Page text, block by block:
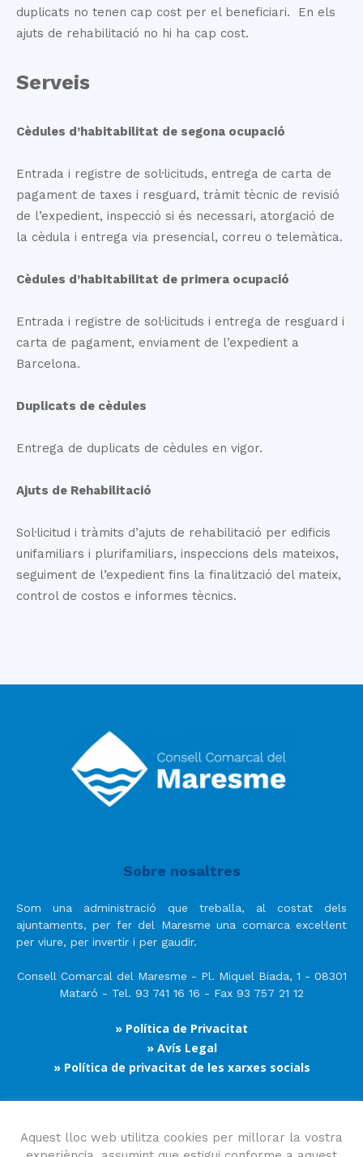
duplicats no tenen cap cost per el beneficiari. En els
ajuts de rehabilitació no hi ha cap cost.
Serveis
Cèdules d’habitabilitat de segona ocupació
Entrada i registre de sol·licituds, entrega de carta de
pagament de taxes i resguard, tràmit tècnic de revisió
de l’expedient, inspecció si és necessari, atorgació de
la cèdula i entrega via presencial, correu o telemàtica.
Cèdules d’habitabilitat de primera ocupació
Entrada i registre de sol·licituds i entrega de resguard i
carta de pagament, enviament de l’expedient a
Barcelona.
Duplicats de cèdules
Entrega de duplicats de cèdules en vigor.
Ajuts de Rehabilitació
Sol·licitud i tràmits d’ajuts de rehabilitació per edificis
unifamiliars i plurifamiliars, inspeccions dels mateixos,
seguiment de l’expedient fins la finalització del mateix,
control de costos e informes tècnics.
Sobre nosaltres
Som una administració que treballa, al costat dels
ajuntaments, per fer del Maresme una comarca excel·lent
per viure, per invertir i per gaudir.
Consell Comarcal del Maresme - Pl. Miquel Biada, 1 - 08301
Mataró - Tel. 93 741 16 16 - Fax 93 757 21 12
» Política de Privacitat
» Avís Legal
» Política de privacitat de les xarxes socials
Segueix-nos
Aquest lloc web utilitza cookies per millorar la vostra